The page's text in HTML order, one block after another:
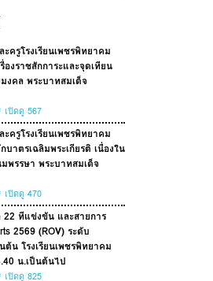
ครูโรงเรียนเพชรพิทยาคม
องราชสักการะและจุดเทียน
งคล พระบาทสมเด็จ
เปิดดู 567
ครูโรงเรียนเพชรพิทยาคม
าตรเฉลิมพระเกียรติ เนื่องใน
พรรษา พระบาทสมเด็จ
เปิดดู 470
22 ทีแข่งขัน และสายการ
2569 (ROV) ระดับ
น โรงเรียนเพชรพิทยาคม
น.เป็นต้นไป
เปิดดู 825